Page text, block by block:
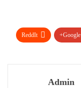
Google+
ReddIt
Admin